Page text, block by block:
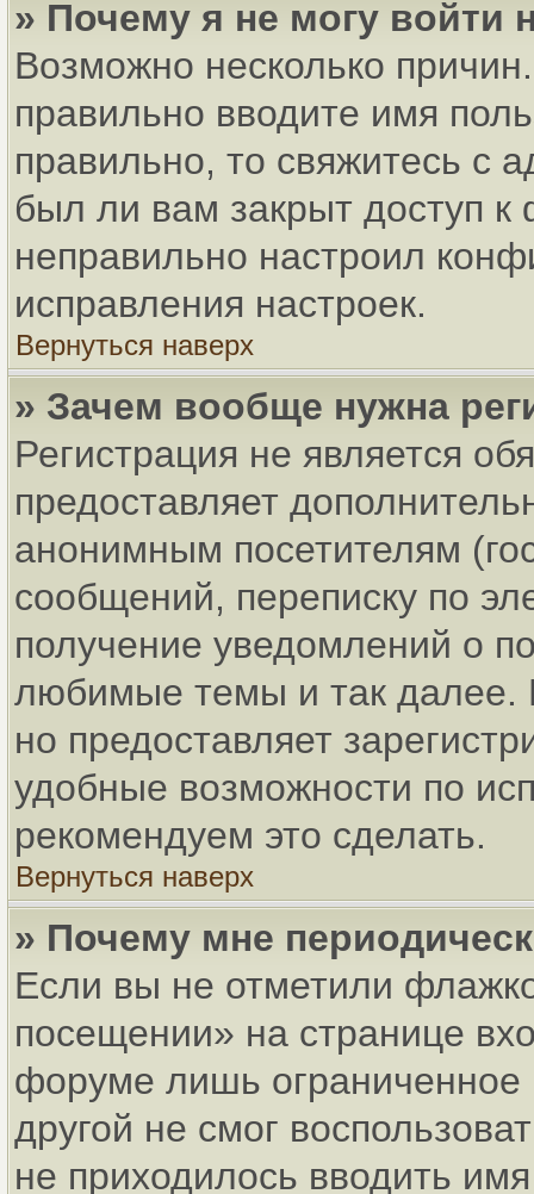
» Почему я не могу войти
Возможно несколько
правильно вводите имя
правильно, то свяжитесь с
был ли вам закрыт доступ
неправильно настроил
исправления настроек.
Вернуться наверх
» Зачем вообще нужна
Регистрация не является
предоставляет
анонимным посетителям
сообщений, переписку по
получение уведомлений о
любимые темы и так далее.
но предоставляет
удобные возможности по
рекомендуем это сделать.
Вернуться наверх
» Почему мне
Если вы не отметили
посещении» на странице
форуме лишь ограниченное
другой не смог
не приходилось вводить